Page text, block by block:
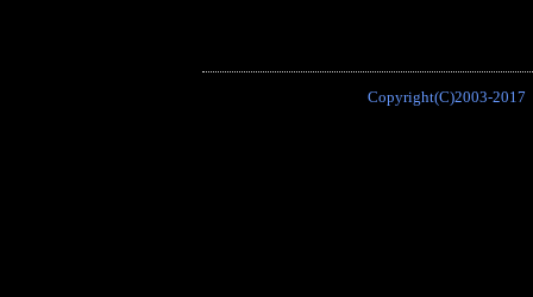
Copyright(C)2003-2017